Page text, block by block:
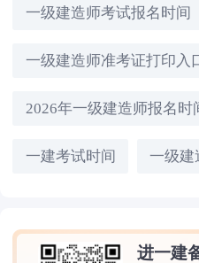
一级建造师考试报名时间
一级建造师准考证打印入
2026年一级建造师报名时
一建考试时间 一级建
进一建